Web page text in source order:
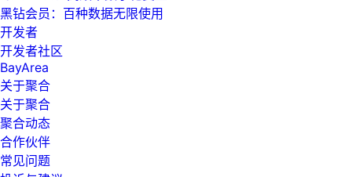
黑钻会员：百种数据无限使用
开发者
开发者社区
BayArea
关于聚合
关于聚合
聚合动态
合作伙伴
常见问题